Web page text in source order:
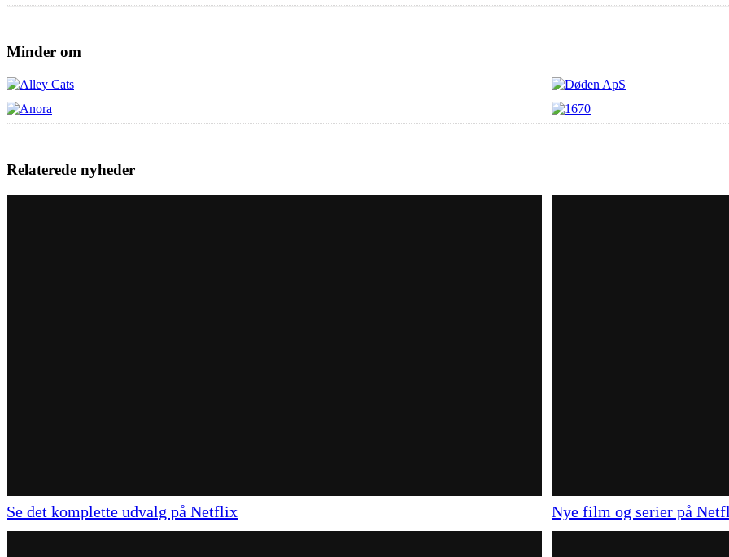
Minder om
Relaterede nyheder
Se det komplette udvalg på Netflix Nye film og serier på